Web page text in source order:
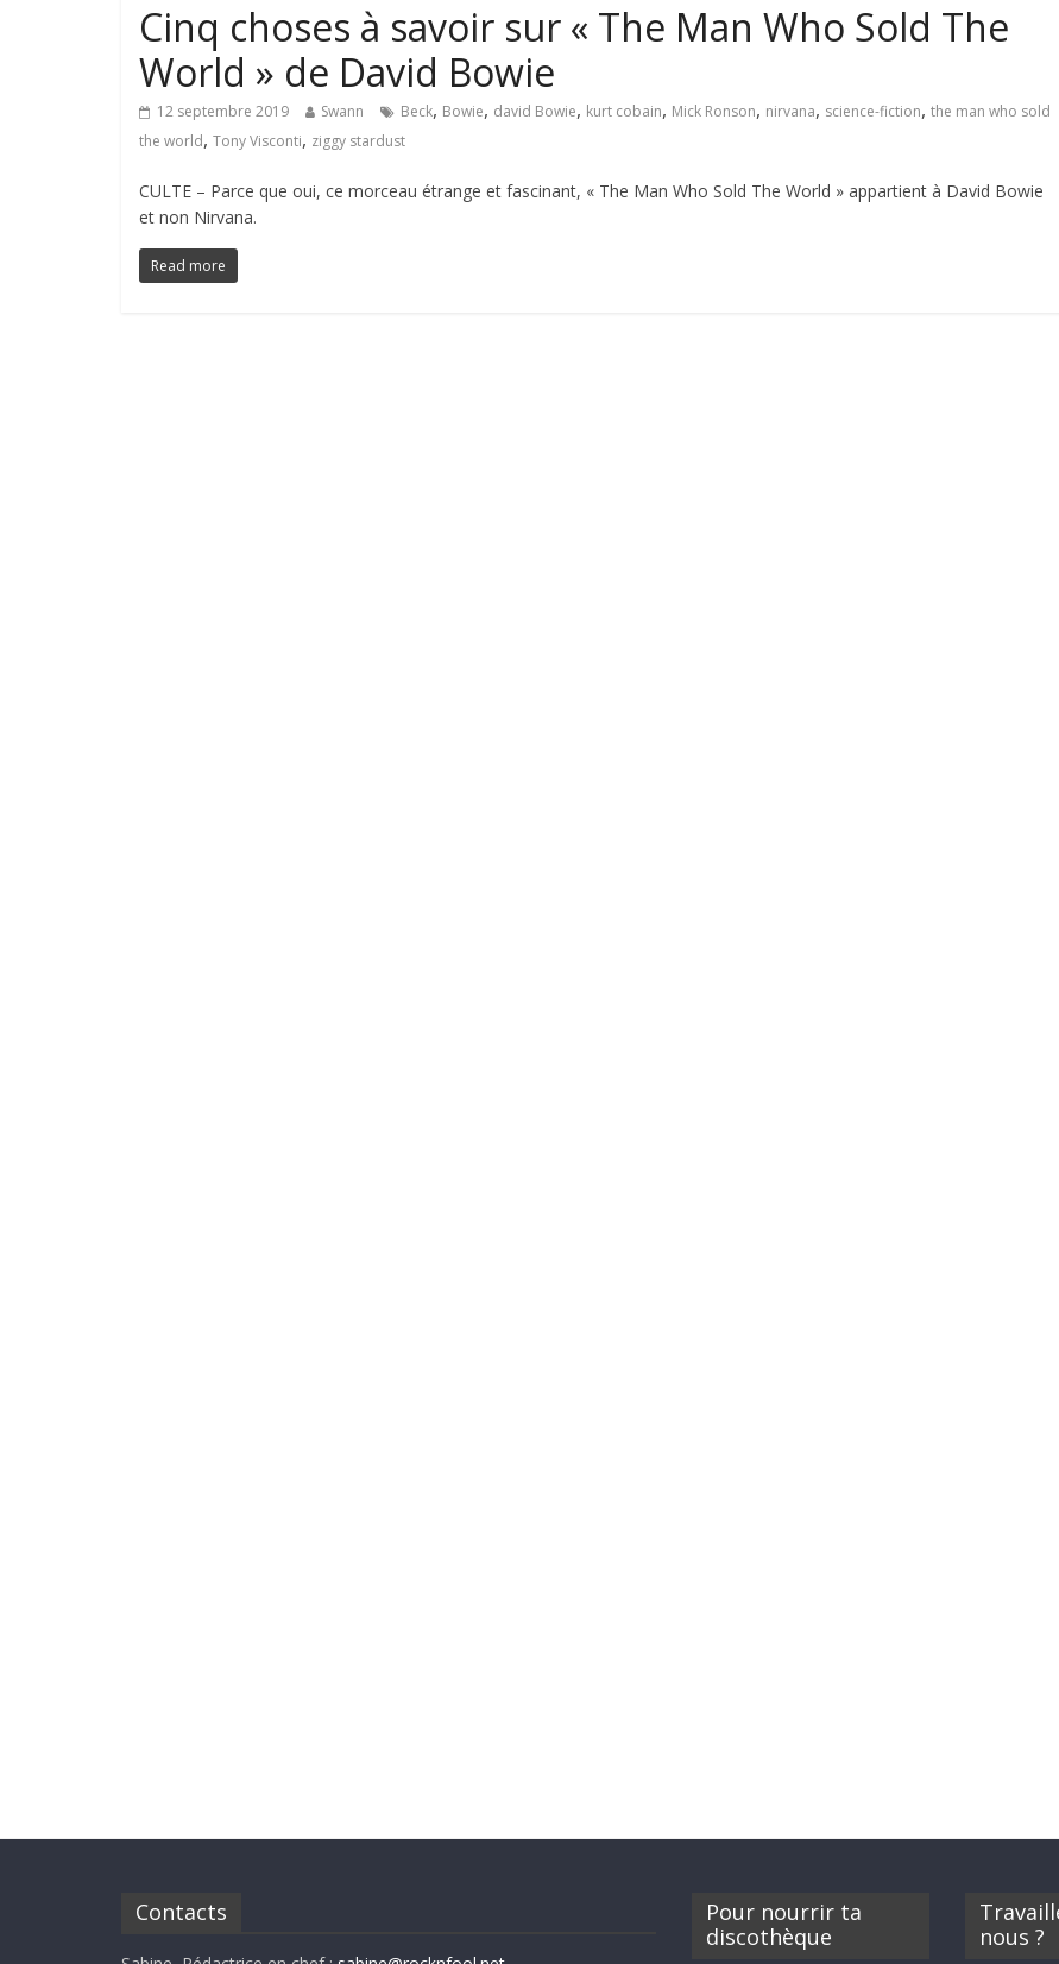
Cinq choses à savoir sur « The Man Who Sold The
World » de David Bowie
12 septembre 2019 Swann Beck, Bowie, david Bowie, kurt cobain, Mick Ronson, nirvana, science-fiction, the man who sold
the world, Tony Visconti, ziggy stardust
CULTE – Parce que oui, ce morceau étrange et fascinant, « The Man Who Sold The World » appartient à David Bowie
et non Nirvana.
Read more
Contacts
Pour nourrir ta
discothèque
nous ?